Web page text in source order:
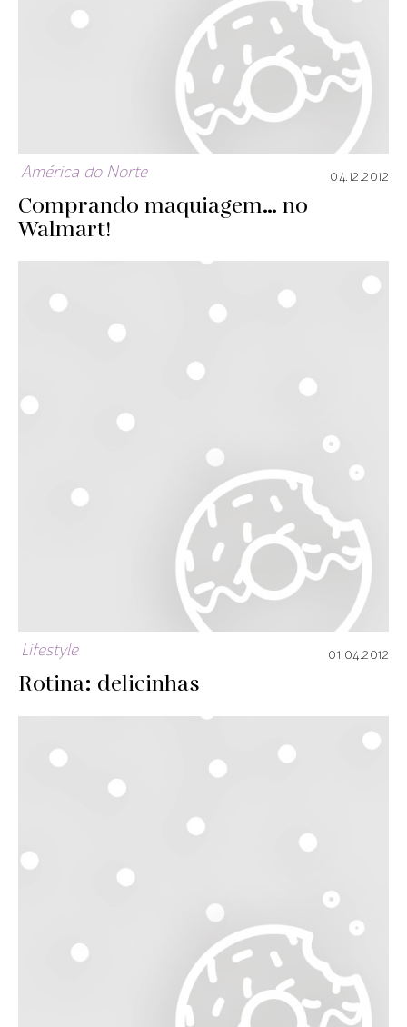
América do Norte 04.12.2012
Comprando maquiagem… no
Walmart!
Lifestyle 01.04.2012
Rotina: delicinhas